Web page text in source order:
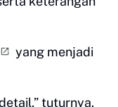
yang menjadi
tuturnya.